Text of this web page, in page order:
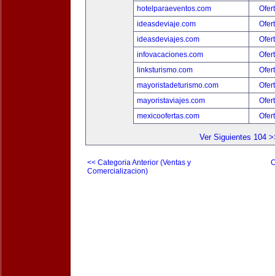
hotelparaeventos.com
ideasdeviaje.com
ideasdeviajes.com
infovacaciones.com
linksturismo.com
mayoristadeturismo.com
mayoristaviajes.com
mexicoofertas.com
Ver Siguientes 104
<< Categoria Anterior (Ventas y
Comercializacion)